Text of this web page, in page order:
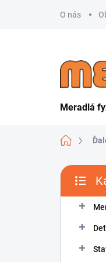
O nás
Meradlá
Domov
B
č